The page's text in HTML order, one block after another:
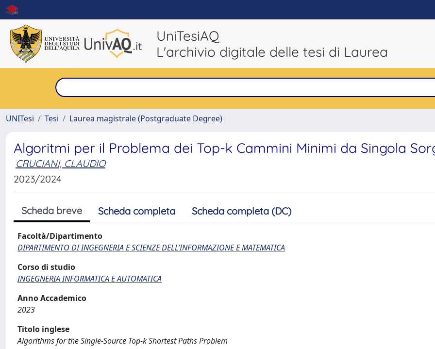
UniTesiAQ
L'archivio digitale delle tesi di Laurea
UNITesi
Tesi Laurea magistrale (Postgraduate Degree)
Algoritmi per il Problema dei Top-k Cammini Minimi da Singola
CRUCIANI, CLAUDIO
2023/2024
Scheda breve Scheda completa Scheda completa (DC)
Facoltà/Dipartimento
DIPARTIMENTO DI INGEGNERIA E SCIENZE DELL’INFORMAZIONE E MATEMATICA
Corso di studio
INGEGNERIA INFORMATICA E AUTOMATICA
Anno Accademico
2023
Titolo inglese
Algorithms for the Single-Source Top-k Shortest Paths Problem